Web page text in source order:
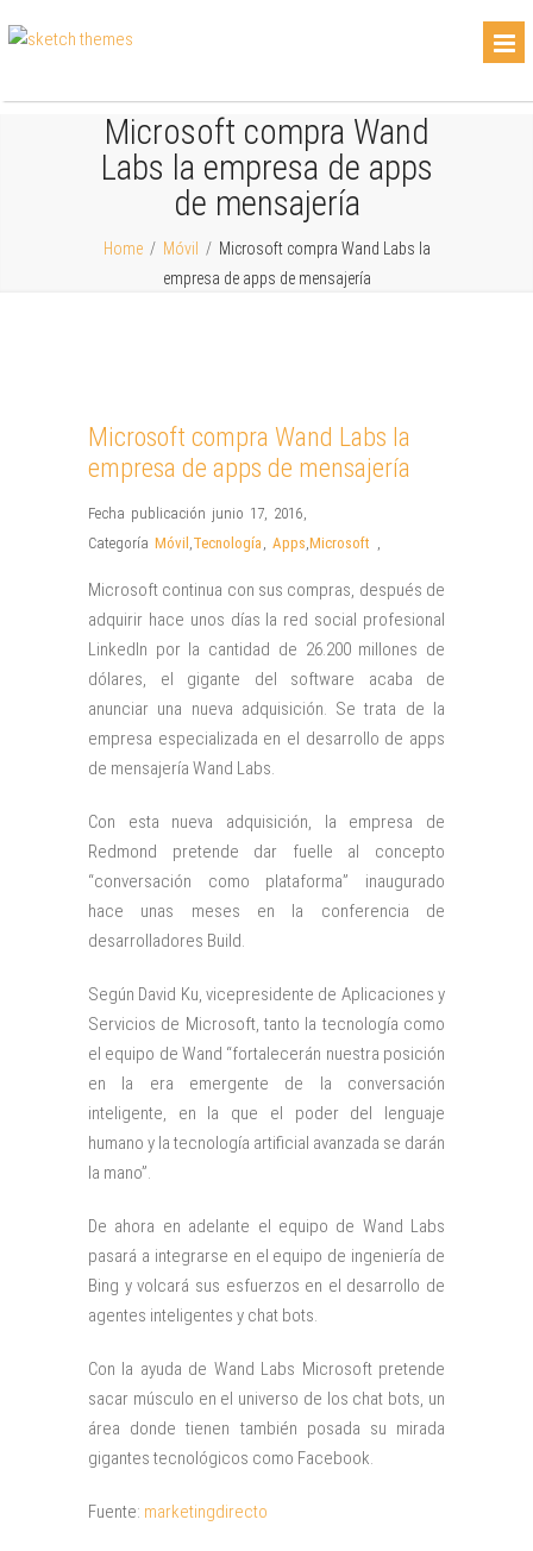
Microsoft compra Wand
Labs la empresa de apps
de mensajería
Home / Móvil / Microsoft compra Wand Labs la
empresa de apps de mensajería
Microsoft compra Wand Labs la
empresa de apps de mensajería
Fecha publicación junio 17, 2016,
Categoría Móvil ,Tecnología , Apps,Microsoft ,
Microsoft continua con sus compras, después de
adquirir hace unos días la red social profesional
LinkedIn por la cantidad de 26.200 millones de
dólares, el gigante del software acaba de
anunciar una nueva adquisición. Se trata de la
empresa especializada en el desarrollo de apps
de mensajería Wand Labs.
Con esta nueva adquisición, la empresa de
Redmond pretende dar fuelle al concepto
“conversación como plataforma” inaugurado
hace unas meses en la conferencia de
desarrolladores Build.
Según David Ku, vicepresidente de Aplicaciones y
Servicios de Microsoft, tanto la tecnología como
el equipo de Wand “fortalecerán nuestra posición
en la era emergente de la conversación
inteligente, en la que el poder del lenguaje
humano y la tecnología artificial avanzada se darán
la mano”.
De ahora en adelante el equipo de Wand Labs
pasará a integrarse en el equipo de ingeniería de
Bing y volcará sus esfuerzos en el desarrollo de
agentes inteligentes y chat bots.
Con la ayuda de Wand Labs Microsoft pretende
sacar músculo en el universo de los chat bots, un
área donde tienen también posada su mirada
gigantes tecnológicos como Facebook.
Fuente: marketingdirecto